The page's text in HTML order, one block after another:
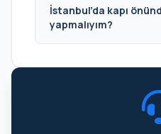
İstanbul’da kapı
yapmalıyım?